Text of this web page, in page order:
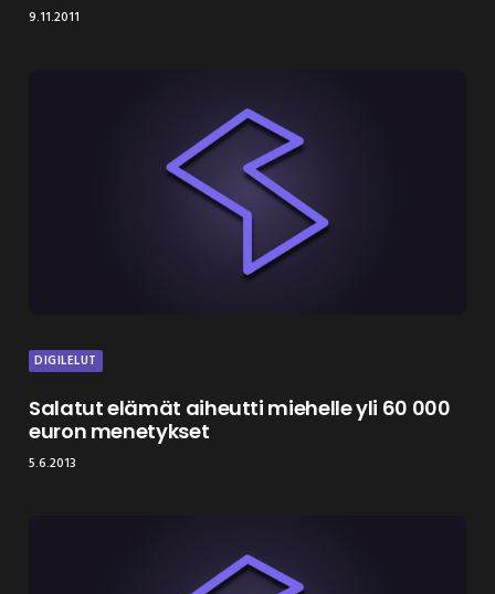
9.11.2011
DIGILELUT
Salatut elämät aiheutti miehelle yli 60 000
euron menetykset
5.6.2013